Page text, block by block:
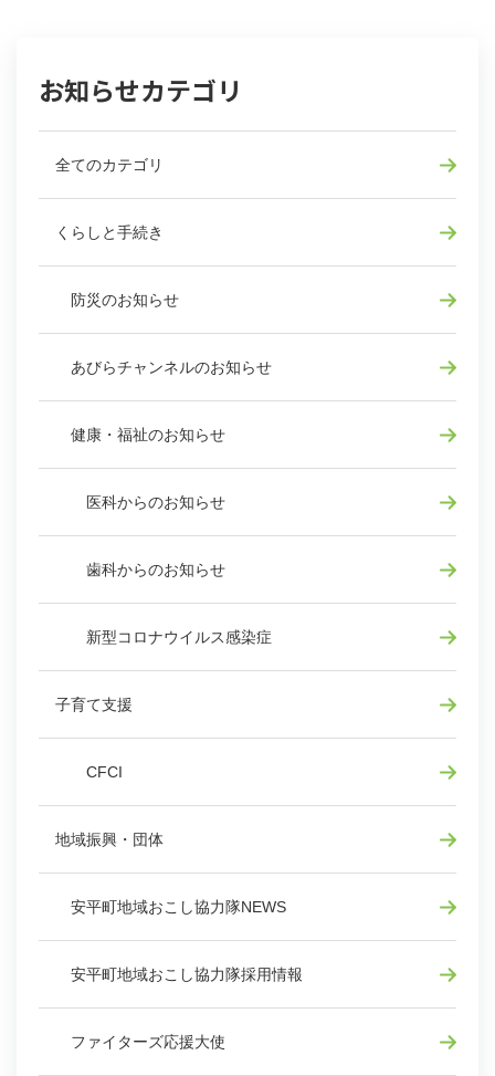
お知らせカテゴリ
全てのカテゴリ
くらしと手続き
防災のお知らせ
あびらチャンネルのお知らせ
健康・福祉のお知らせ
医科からのお知らせ
歯科からのお知らせ
新型コロナウイルス感染症
子育て支援
CFCI
地域振興・団体
安平町地域おこし協力隊NEWS
安平町地域おこし協力隊採用情報
ファイターズ応援大使